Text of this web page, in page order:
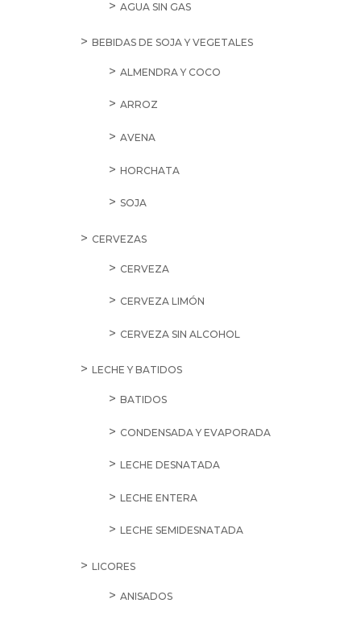
AGUA SIN GAS
BEBIDAS DE SOJA Y VEGETALES
ALMENDRA Y COCO
ARROZ
AVENA
HORCHATA
SOJA
CERVEZAS
CERVEZA
CERVEZA LIMÓN
CERVEZA SIN ALCOHOL
LECHE Y BATIDOS
BATIDOS
CONDENSADA Y EVAPORADA
LECHE DESNATADA
LECHE ENTERA
LECHE SEMIDESNATADA
LICORES
ANISADOS